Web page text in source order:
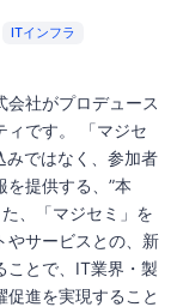
ITインフラ
会社がプロデュース
ィです。 「マジセ
みではなく、参加者
提供する、”本
、「マジセミ」を
やサービスとの、新
ことで、IT業界・製
進を実現すること